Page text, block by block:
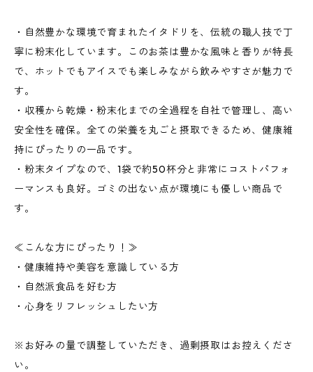
・自然豊かな環境で育まれたイタドリを、伝統の職人技で丁
寧に粉末化しています。このお茶は豊かな風味と香りが特長
で、ホットでもアイスでも楽しみながら飲みやすさが魅力で
す。
・収穫から乾燥・粉末化までの全過程を自社で管理し、高い
安全性を確保。全ての栄養を丸ごと摂取できるため、健康維
持にぴったりの一品です。
・粉末タイプなので、1袋で約50杯分と非常にコストパフォ
ーマンスも良好。ゴミの出ない点が環境にも優しい商品で
す。
≪こんな方にぴったり！≫
・健康維持や美容を意識している方
・自然派食品を好む方
・心身をリフレッシュしたい方
※お好みの量で調整していただき、過剰摂取はお控えくださ
い。